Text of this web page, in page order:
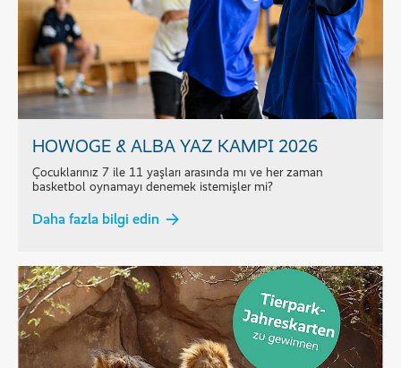
HOWOGE & ALBA YAZ KAMPI 2026
Çocuklarınız 7 ile 11 yaşları arasında mı ve her zaman
basketbol oynamayı denemek istemişler mi?
Daha fazla bilgi edin